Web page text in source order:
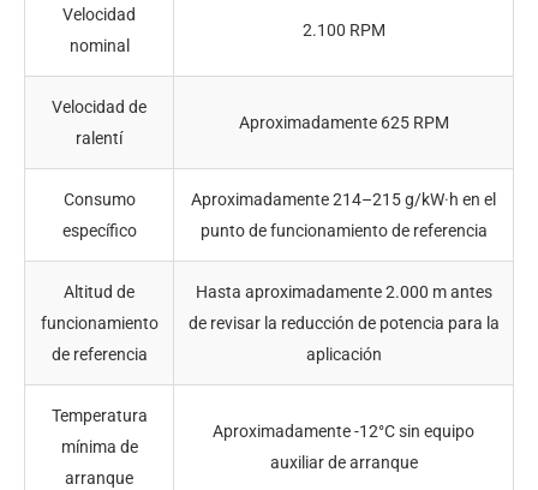
Velocidad
nominal
2.100 RPM
Velocidad de
ralentí
Aproximadamente 625 RPM
Consumo
específico
Aproximadamente 214–215 g/kW·h en el
punto de funcionamiento de referencia
Altitud de
funcionamiento
de referencia
Hasta aproximadamente 2.000 m antes
de revisar la reducción de potencia para la
aplicación
Temperatura
mínima de
arranque
Aproximadamente -12°C sin equipo
auxiliar de arranque